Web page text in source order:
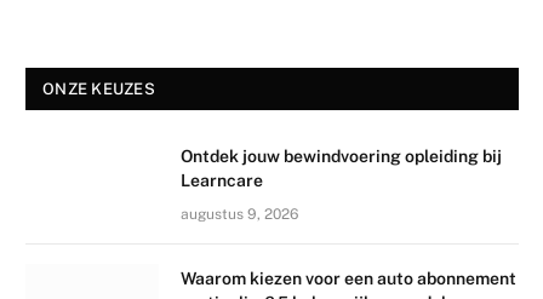
ONZE KEUZES
Ontdek jouw bewindvoering opleiding bij
Learncare
augustus 9, 2026
Waarom kiezen voor een auto abonnement